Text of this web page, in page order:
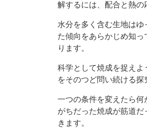
解するには、配合と熱の
水分を多く含む生地は
た傾向をあらかじめ知
ります。
科学として焼成を捉え
をそのつど問い続ける探
一つの条件を変えたら何
がちだった焼成が筋道
きます。